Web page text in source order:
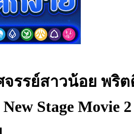
จรรย์สาวน้อย พ
Stage